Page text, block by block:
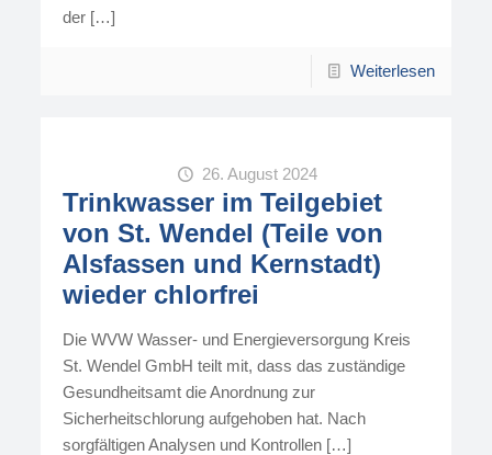
der […]
Weiterlesen
26. August 2024
Trinkwasser im Teilgebiet
von St. Wendel (Teile von
Alsfassen und Kernstadt)
wieder chlorfrei
Die WVW Wasser- und Energieversorgung Kreis
St. Wendel GmbH teilt mit, dass das zuständige
Gesundheitsamt die Anord­nung zur
Sicherheitschlorung aufgehoben hat. Nach
sorgfältigen Analysen und Kontrollen […]